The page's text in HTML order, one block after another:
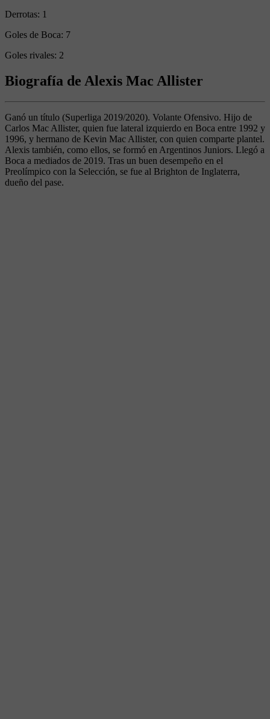
Derrotas: 1
Goles de Boca: 7
Goles rivales: 2
Biografía de Alexis Mac Allister
Ganó un título (Superliga 2019/2020). Volante Ofensivo. Hijo de
Carlos Mac Allister, quien fue lateral izquierdo en Boca entre 1992 y
1996, y hermano de Kevin Mac Allister, con quien comparte plantel.
Alexis también, como ellos, se formó en Argentinos Juniors. Llegó a
Boca a mediados de 2019. Tras un buen desempeño en el
Preolímpico con la Selección, se fue al Brighton de Inglaterra,
dueño del pase.